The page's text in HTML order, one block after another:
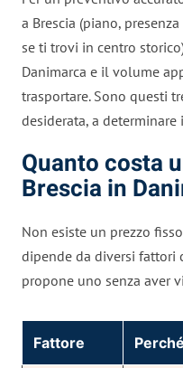
a Brescia (piano,
se ti trovi in centro
Danimarca e il volume
trasportare. Sono questi
desiderata, a
Quanto costa
Brescia in
Non esiste un prezzo
dipende da diversi fattori
propone uno senza aver
Fattore